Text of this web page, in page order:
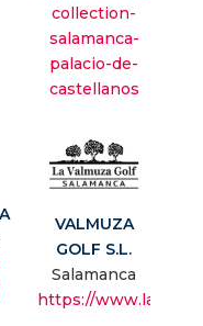
collection-
salamanca-
palacio-de-
castellanos
VALMUZA
GOLF S.L.
Salamanca
https://